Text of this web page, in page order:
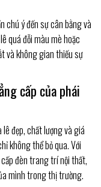
chú ý đến sự cân bằng và
quá đỗi màu mè hoặc
và không gian thiếu sự
cấp của phái
đẹp, chất lượng và giá
không thể bỏ qua. Với
đèn trang trí nội thất,
mình trong thị trường.